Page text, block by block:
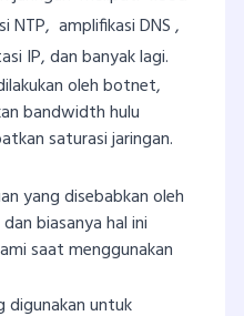
NTP, amplifikasi DNS ,
IP, dan banyak lagi.
oleh botnet,
bandwidth hulu
saturasi jaringan.
yang disebabkan oleh
biasanya hal ini
saat menggunakan
untuk